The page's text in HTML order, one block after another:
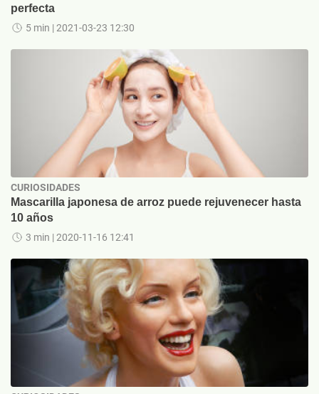
perfecta
5 min | 2021-03-23 12:30
CURIOSIDADES
Mascarilla japonesa de arroz puede rejuvenecer hasta
10 años
3 min | 2020-11-16 12:41